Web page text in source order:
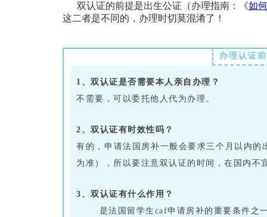
双认证的前提是出生公证（办理指南：《如
这二者是不同的，办理时切莫混淆了！
办理认证
1、双认证是否需要本人亲自办理？
不需要，可以委托他人代为办理。
2、双认证有时效性吗？
有的，申请法国房补一般会要求三个月以内
为准），所以要注意双认证的时间，在国内不
3、双认证有什么作用？
是法国留学生caf申请房补的重要条件之